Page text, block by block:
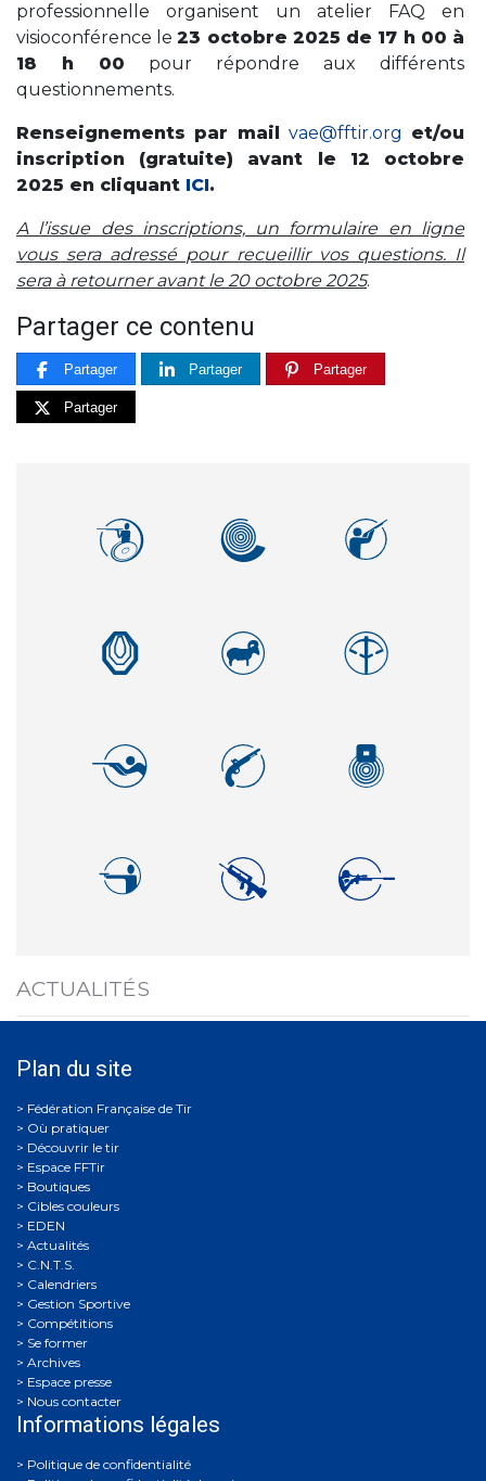
professionnelle organisent un atelier FAQ en
visioconférence le23 octobre 2025 de 17 h 00 à
18 h 00 pour répondre aux différents
questionnements.
Renseignements par mail vae@fftir.org et/ou
inscription (gratuite) avant le 12 octobre
2025 en cliquant ICI.
A l’issue des inscriptions, un formulaire en ligne
vous sera adressé pour recueillir vos questions. Il
sera à retourner avant le 20 octobre 2025.
Partager ce contenu
Partager Partager Partager
Partager
ACTUALITÉS
Plan du site
Où pratiquer
Découvrir le tir
Espace FFTir
Boutiques
Cibles couleurs
EDEN
Actualités
C.N.T.S.
Calendriers
Gestion Sportive
Compétitions
Se former
Archives
Espace presse
Nous contacter
Informations légales
Politique de confidentialité